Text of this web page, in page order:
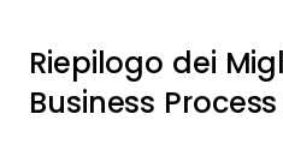
Riepilogo dei
Business